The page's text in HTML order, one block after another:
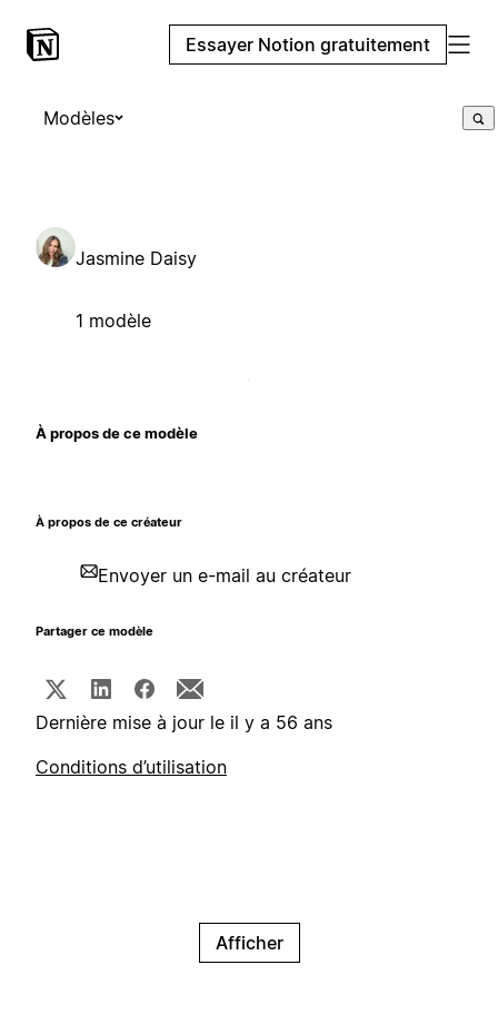
Essayer Notion gratuitement
Modèles
Jasmine Daisy
1 modèle
À propos de ce modèle
À propos de ce créateur
Envoyer un e-mail au créateur
Partager ce modèle
Dernière mise à jour le il y a 56 ans
Conditions d’utilisation
Afficher